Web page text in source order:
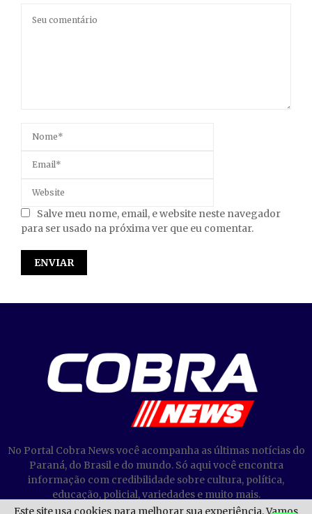
Salve meu nome, email, e website neste navegador
para ser usado na próxima ver que eu comentar.
No Portal Cobra News você acompanha as últimas notícias do
Paraná, do Brasil e do mundo. Só aqui você encontra
informação com credibilidade sobre cultura, política,
educação, policial, variedades e muito mais.
Este site usa cookies para melhorar sua experiência. Vamos